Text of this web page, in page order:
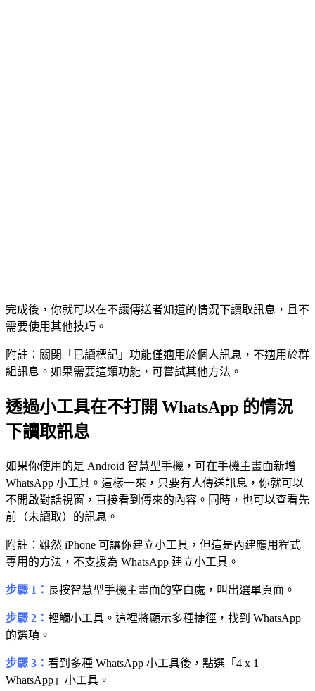
完成後，你就可以在不讓傳送者知道的情況下讀取訊息，且不
需要使用其他技巧。
附註：關閉「已讀標記」功能僅適用於個人訊息，不適用於群
組訊息。如果需要這類功能，可嘗試其他方法。
透過小工具在不打開 WhatsApp 的情況
下讀取訊息
如果你使用的是 Android 智慧型手機，可在手機主畫面新增
WhatsApp 小工具。這樣一來，只要有人傳送訊息，你就可以
不開啟對話視窗，直接看到傳來的內容。同時，也可以查看先
前（未讀取）的訊息。
附註：雖然 iPhone 可讓你建立小工具，但這是內建應用程式
專用的方法，不支援為 WhatsApp 建立小工具。
步驟 1： 長按智慧型手機主畫面的空白處，叫出選單頁面。
步驟 2： 輕觸小工具。這裡將顯示多種捷徑，找到 WhatsApp
的選項。
步驟 3： 看到多種 WhatsApp 小工具後，點選「4 x 1
WhatsApp」小工具。